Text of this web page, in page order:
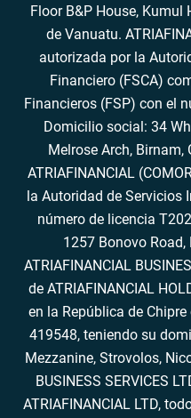
Floor B&P House, Kumul
de Vanuatu.
autorizada por la
Financiero (FSCA)
Financieros (FSP) con el
Domicilio social: 34
Melrose Arch,
ATRIAFINANCIAL
la Autoridad de Servicios
número de licencia
1257 Bonovo Road,
ATRIAFINANCIAL
de ATRIAFINANCIAL
en la República de
419548, teniendo su
Mezzanine, Strovolos,
BUSINESS SERVICES
ATRIAFINANCIAL LTD,